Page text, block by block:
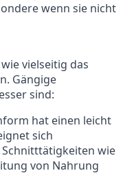
wenn sie nicht
vielseitig das
Gängige
sind:
hat einen leicht
sich
wie
von Nahrung